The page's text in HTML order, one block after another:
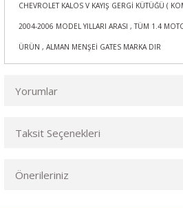
CHEVROLET KALOS V KAYIŞ GERGİ KÜTÜĞÜ (
2004-2006 MODEL YILLARI ARASI , TÜM 1.4
ÜRÜN , ALMAN MENŞEİ GATES MARKA DIR
Yorumlar
Taksit Seçenekleri
Önerileriniz